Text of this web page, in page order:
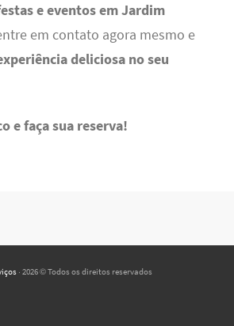
e eventos em Jardim
em contato agora mesmo e
deliciosa no seu
e faça sua reserva!
· 2026 © Todos os direitos reservados